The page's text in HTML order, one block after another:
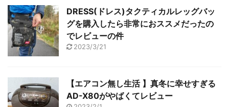
DRESS(ドレス)タクティカルレッグバッ
グを購入したら非常におススメだったの
でレビューの件
2023/3/21
【エアコン無し生活 】真冬に幸せすぎる
AD-X80がやばくてレビュー